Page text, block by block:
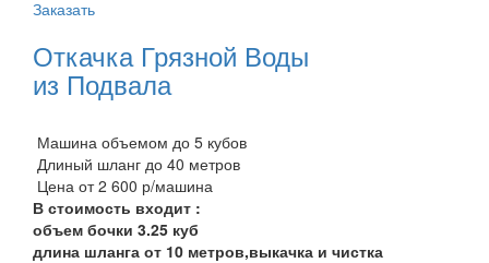
Заказать
Откачка Грязной Воды
из Подвала
Машина объемом до 5 кубов
Длиный шланг до 40 метров
Цена от 2 600 р/машина
В стоимость входит :
объем бочки 3.25 куб
длина шланга от 10 метров,выкачка и чистка